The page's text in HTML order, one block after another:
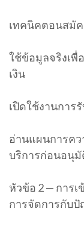
เทคนิคตอนสมั
ใช้ข้อมูลจริงเพื่
เงิน
เปิดใช้งานการ
อ่านแผนการคว
บริการก่อนอนุมั
หัวข้อ 2 — การเ
การจัดการกับ